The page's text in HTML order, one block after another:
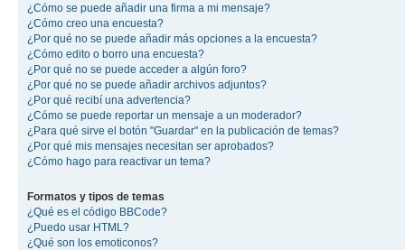
¿Cómo se puede añadir una firma a mi mensaje?
¿Cómo creo una encuesta?
¿Por qué no se puede añadir más opciones a la encuesta?
¿Cómo edito o borro una encuesta?
¿Por qué no se puede acceder a algún foro?
¿Por qué no se puede añadir archivos adjuntos?
¿Por qué recibí una advertencia?
¿Cómo se puede reportar un mensaje a un moderador?
¿Para qué sirve el botón "Guardar" en la publicación de temas?
¿Por qué mis mensajes necesitan ser aprobados?
¿Cómo hago para reactivar un tema?
Formatos y tipos de temas
¿Qué es el código BBCode?
¿Puedo usar HTML?
¿Qué son los emoticonos?